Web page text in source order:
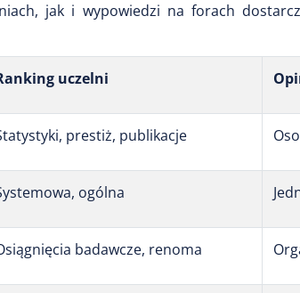
jak i wypowiedzi na forach
uczelni
prestiż, publikacje
ogólna
badawcze, renoma